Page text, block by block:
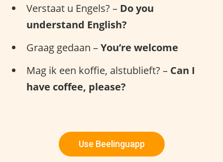
Verstaat u Engels? – Do you
understand English?
Graag gedaan –You’re welcome
Mag ik een koffie, alstublieft? – Can I
have coffee, please?
Use Beelinguapp